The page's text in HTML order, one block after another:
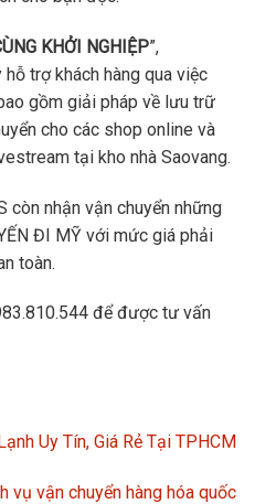
KHỞI NGHIỆP”,
hỗ trợ khách hàng qua việc
gồm giải pháp về lưu trữ
cho các shop online và
tại kho nhà Saovang.
còn nhận vận chuyển những
ĐI MỸ với mức giá phải
toàn.
để được tư vấn
Uy Tín, Giá Rẻ Tại TPHCM
vụ vận chuyển hàng hóa quốc